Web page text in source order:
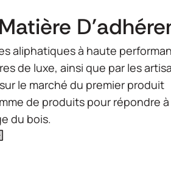
aliphatiques à haute
de luxe, ainsi que par les
le marché du premier produit
de produits pour répondre à
du bois.